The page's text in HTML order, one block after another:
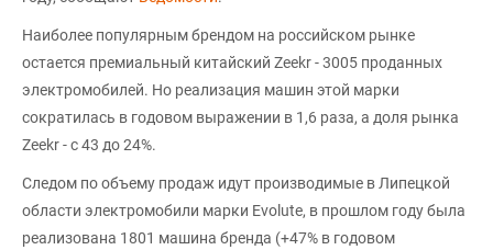
Наиболее популярным брендом на российском рынке
остается премиальный китайский Zeekr - 3005 проданных
электромобилей. Но реализация машин этой марки
сократилась в годовом выражении в 1,6 раза, а доля рынка
Zeekr - с 43 до 24%.
Следом по объему продаж идут производимые в Липецкой
области электромобили марки Evolute, в прошлом году была
реализована 1801 машина бренда (+47% в годовом